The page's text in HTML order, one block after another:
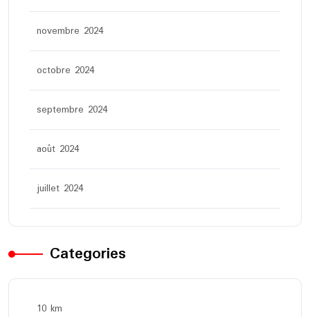
novembre 2024
octobre 2024
septembre 2024
août 2024
juillet 2024
Categories
10 km